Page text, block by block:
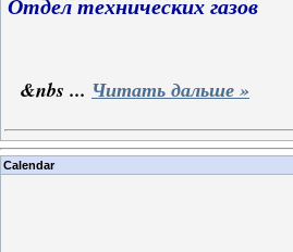
&nbs ... Читать дальше »
Calendar